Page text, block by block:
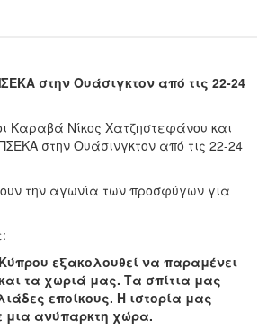
στην Ουάσιγκτον από τις 22-24
Καραβά Νίκος Χατζηστεφάνου και
στην Ουάσινγκτον από τις 22-24
την αγωνία των προσφύγων για
εξακολουθεί να παραμένει
τα χωριά μας. Τα σπίτια μας
εποίκους. Η ιστορία μας
μια ανύπαρκτη χώρα.